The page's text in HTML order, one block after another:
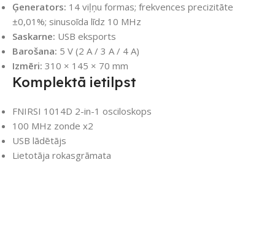
Ģenerators: 14 viļņu formas; frekvences precizitāte
±0,01%; sinusoīda līdz 10 MHz
Saskarne: USB eksports
Barošana: 5 V (2 A / 3 A / 4 A)
Izmēri: 310 × 145 × 70 mm
Komplektā ietilpst
FNIRSI 1014D 2-in-1 osciloskops
100 MHz zonde x2
USB lādētājs
Lietotāja rokasgrāmata